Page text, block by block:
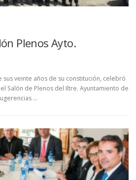
Plenos Ayto.
sus veinte años de su constitución, celebró
Salón de Plenos del Iltre. Ayuntamiento de
…